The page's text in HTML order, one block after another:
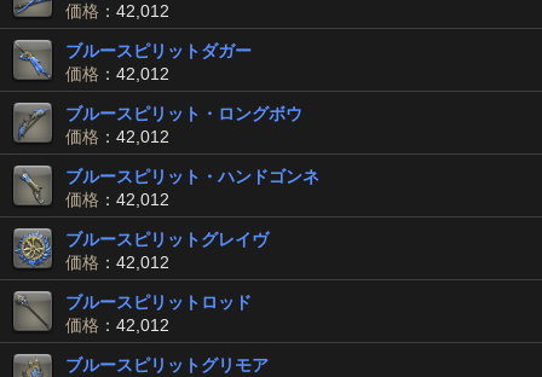
価格 ：42,012
ブルースピリットダガー
価格 ：42,012
ブルースピリット・ロングボウ
価格 ：42,012
ブルースピリット・ハンドゴンネ
価格 ：42,012
ブルースピリットグレイヴ
価格 ：42,012
ブルースピリットロッド
価格 ：42,012
ブルースピリットグリモア